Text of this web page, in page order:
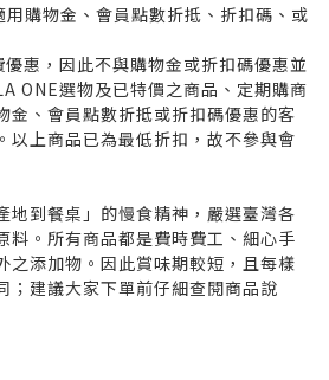
購物金、會員點數折抵、折扣碼、或
惠，因此不與購物金或折扣碼優惠並
ONE選物及已特價之商品、定期購商
金、會員點數折抵或折扣碼優惠的客
以上商品已為最低折扣，故不參與會
地到餐桌」的慢食精神，嚴選臺灣各
料。所有商品都是費時費工、細心手
之添加物。因此賞味期較短，且每樣
；建議大家下單前仔細查閱商品說